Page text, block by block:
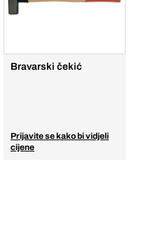
Bravarski čekić
Prijavite se kako bi vidjeli
cijene